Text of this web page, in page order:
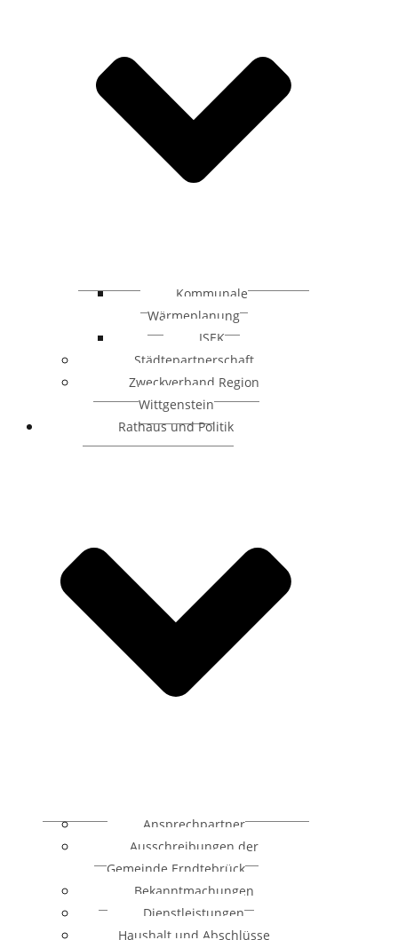
Kommunale
Wärmeplanung
ISEK
Städtepartnerschaft
Zweckverband Region
Wittgenstein
Rathaus und Politik
Ansprechpartner
Ausschreibungen der
Gemeinde Erndtebrück
Bekanntmachungen
Dienstleistungen
Haushalt und Abschlüsse